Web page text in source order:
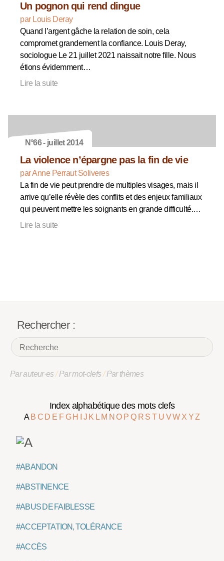
Un pognon qui rend dingue
par Louis Deray
Quand l’argent gâche la relation de soin, cela
compromet grandement la confiance. Louis Deray,
sociologue Le 21 juillet 2021 naissait notre fille. Nous
étions évidemment…
Lire la suite
N°66 - juillet 2014
La violence n’épargne pas la fin de vie
par Anne Perraut Soliveres
La fin de vie peut prendre de multiples visages, mais il
arrive qu’elle révèle des conflits et des enjeux familiaux
qui peuvent mettre les soignants en grande difficulté.…
Lire la suite
Rechercher :
Par auteur·es/Par mot-clefs/Par thèmes
Index alphabétique des mots clefs
A B C D E F G H J K L M NO P Q R ST U VW X YZ
#ABANDON
#ABSTINENCE
#ABUS DE FAIBLESSE
#ACCEPTATION, TOLÉRANCE
#ACCÈS